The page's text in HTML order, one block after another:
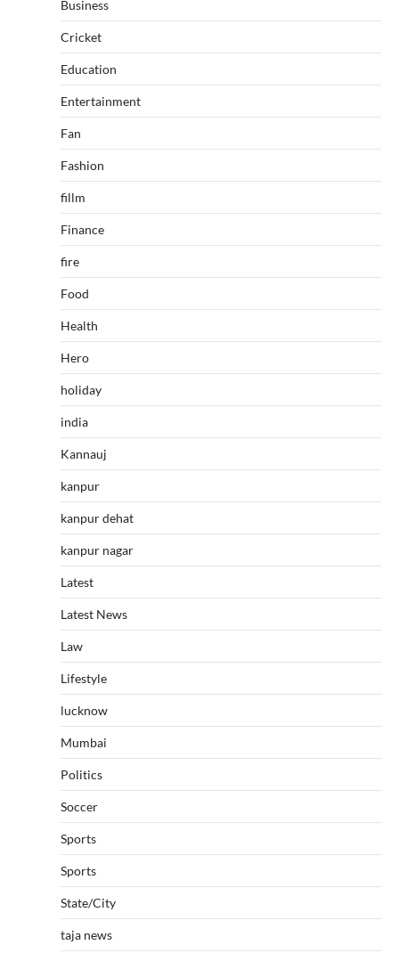
Business
Cricket
Education
Entertainment
Fan
Fashion
fillm
Finance
fire
Food
Health
Hero
holiday
india
Kannauj
kanpur
kanpur dehat
kanpur nagar
Latest
Latest News
Law
Lifestyle
lucknow
Mumbai
Politics
Soccer
Sports
Sports
State/City
taja news